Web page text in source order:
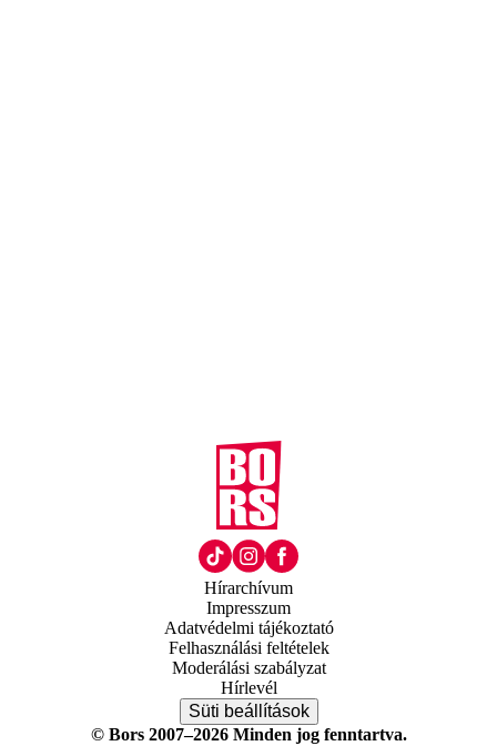
Hírarchívum
Impresszum
Adatvédelmi tájékoztató
Felhasználási feltételek
Moderálási szabályzat
Hírlevél
Süti beállítások
© Bors 2007–2026 Minden jog fenntartva.